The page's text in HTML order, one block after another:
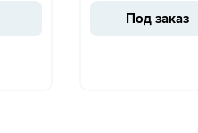
Под заказ